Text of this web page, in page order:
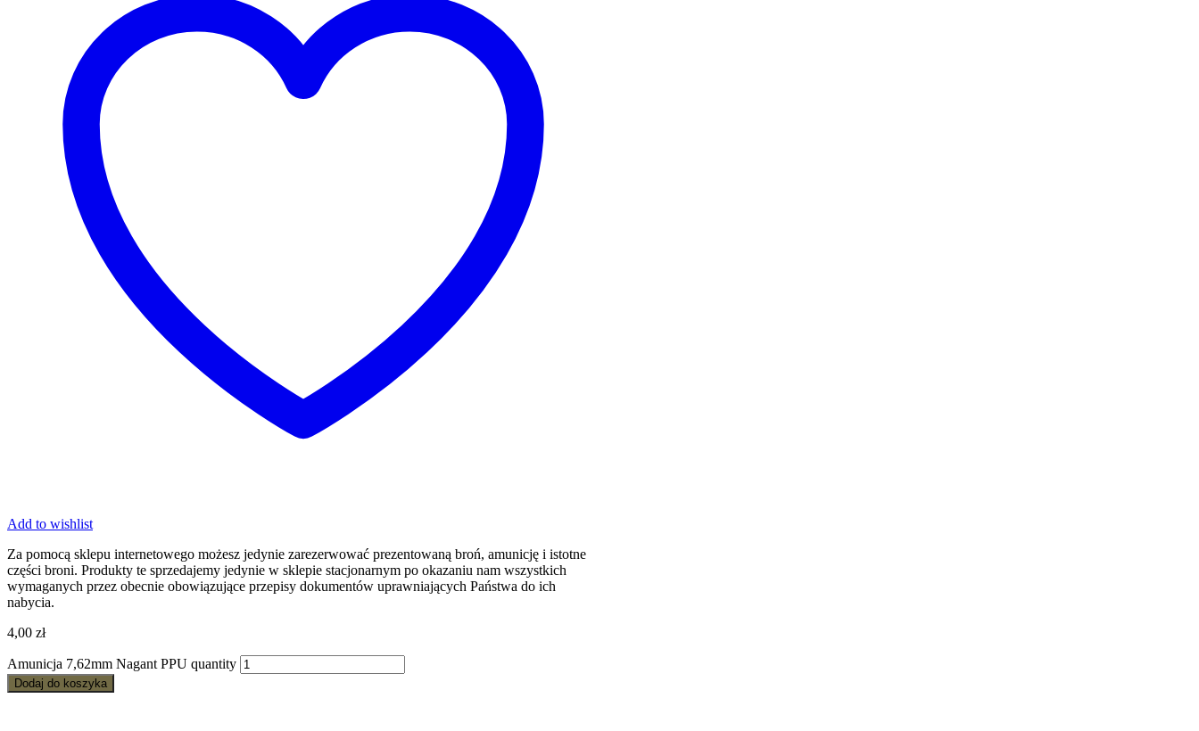
Add to wishlist
Za pomocą sklepu internetowego możesz jedynie zarezerwować prezentowaną broń, amunicję i istotne
części broni. Produkty te sprzedajemy jedynie w sklepie stacjonarnym po okazaniu nam wszystkich
wymaganych przez obecnie obowiązujące przepisy dokumentów uprawniających Państwa do ich
nabycia.
4,00 zł
Amunicja 7,62mm Nagant PPU quantity
Dodaj do koszyka